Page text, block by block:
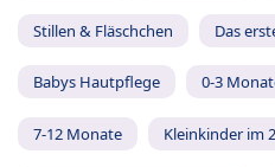
Stillen & Fläschchen Das
Babys Hautpflege 0-3
7-12 Monate Kleinkinder im